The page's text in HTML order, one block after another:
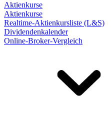
Aktienkurse
Aktienkurse
Realtime-Aktienkursliste (L&S)
Dividendenkalender
Online-Broker-Vergleich